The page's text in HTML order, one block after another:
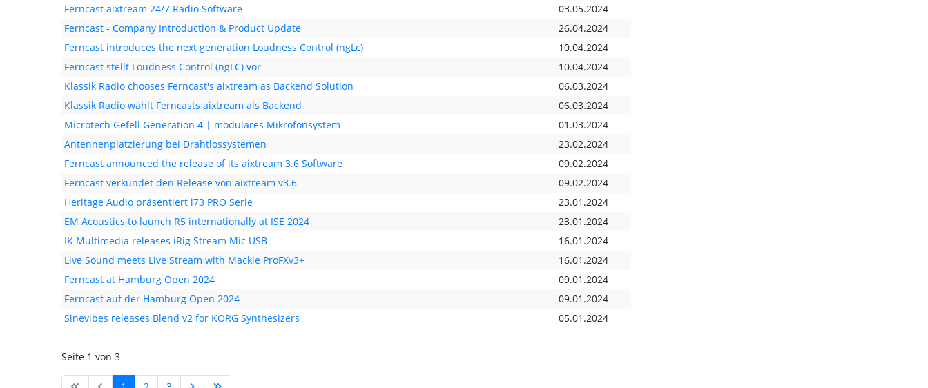
Ferncast aixtream 24/7 Radio Software
03.05.2024
Ferncast - Company Introduction & Product Update
26.04.2024
Ferncast introduces the next generation Loudness Control (ngLc)
10.04.2024
Ferncast stellt Loudness Control (ngLC) vor
10.04.2024
Klassik Radio chooses Ferncast's aixtream as Backend Solution
06.03.2024
Klassik Radio wählt Ferncasts aixtream als Backend
06.03.2024
Microtech Gefell Generation 4 | modulares Mikrofonsystem
01.03.2024
Antennenplatzierung bei Drahtlossystemen
23.02.2024
Ferncast announced the release of its aixtream 3.6 Software
09.02.2024
Ferncast verkündet den Release von aixtream v3.6
09.02.2024
Heritage Audio präsentiert i73 PRO Serie
23.01.2024
EM Acoustics to launch R5 internationally at ISE 2024
23.01.2024
IK Multimedia releases iRig Stream Mic USB
16.01.2024
Live Sound meets Live Stream with Mackie ProFXv3+
16.01.2024
Ferncast at Hamburg Open 2024
09.01.2024
Ferncast auf der Hamburg Open 2024
09.01.2024
Sinevibes releases Blend v2 for KORG Synthesizers
05.01.2024
Seite 1 von 3